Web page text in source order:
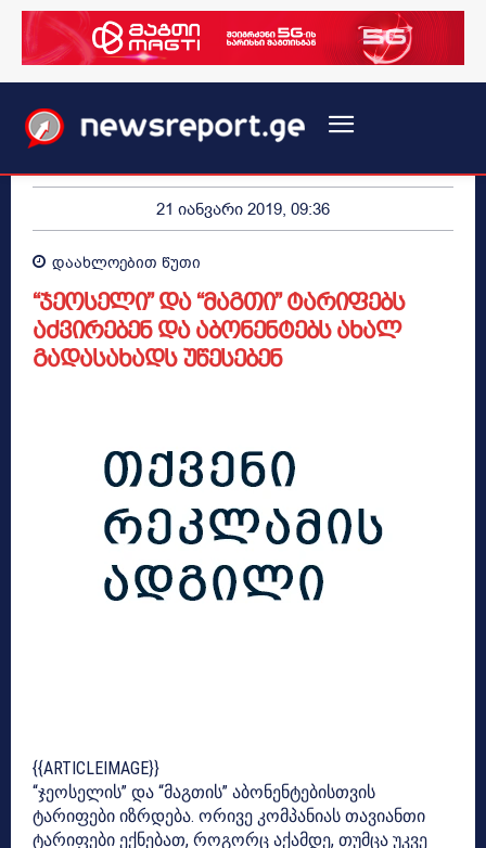
21 იანვარი 2019, 09:36
დაახლოებით წუთი
“ჯეოსელი” და “მაგთი” ტარიფებს
აძვირებენ და აბონენტებს ახალ
გადასახადს უწესებენ
{{ARTICLEIMAGE}}
“ჯეოსელის” და “მაგთის” აბონენტებისთვის
ტარიფები იზრდება. ორივე კომპანიას თავიანთი
ტარიფები ექნებათ, როგორც აქამდე, თუმცა უკვე